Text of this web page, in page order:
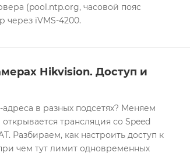
(pool.ntp.org, часовой пояс
через iVMS-4200.
Hikvision. Доступ и
в разных подсетях? Меняем
трансляция со Speed
Разбираем, как настроить доступ к
чем тут лимит одновременных